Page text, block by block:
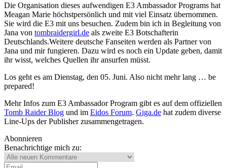
Die Organisation dieses aufwendigen E3 Ambassador Programs hat
Meagan Marie höchstpersönlich und mit viel Einsatz übernommen.
Sie wird die E3 mit uns besuchen. Zudem bin ich in Begleitung von
Jana von tombraidergirl.de als zweite E3 Botschafterin
Deutschlands.Weitere deutsche Fanseiten werden als Partner von
Jana und mir fungieren. Dazu wird es noch ein Update geben, damit
ihr wisst, welches Quellen ihr ansurfen müsst.
Los geht es am Dienstag, den 05. Juni. Also nicht mehr lang … be
prepared!
Mehr Infos zum E3 Ambassador Program gibt es auf dem offiziellen
Tomb Raider Blog und im Eidos Forum. Giga.de hat zudem diverse
Line-Ups der Publisher zusammengetragen.
Abonnieren
Benachrichtige mich zu: